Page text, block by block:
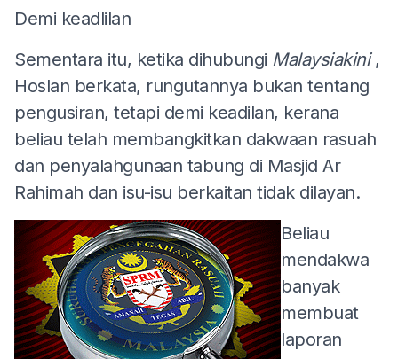
Demi keadlilan
Sementara itu, ketika dihubungi Malaysiakini ,
Hoslan berkata, rungutannya bukan tentang
pengusiran, tetapi demi keadilan, kerana
beliau telah membangkitkan dakwaan rasuah
dan penyalahgunaan tabung di Masjid Ar
Rahimah dan isu-isu berkaitan tidak dilayan.
Beliau
mendakwa
banyak
membuat
laporan